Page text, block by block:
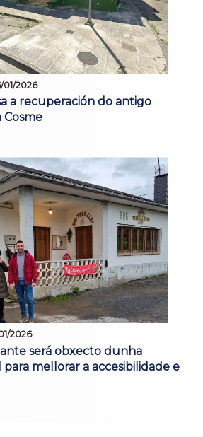
01/2026
a recuperación do antigo
Cosme
2026
será obxecto dunha
mellorar a accesibilidade e